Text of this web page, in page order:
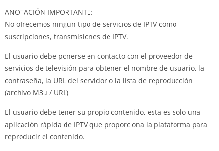
ANOTACIÓN IMPORTANTE:
No ofrecemos ningún tipo de servicios de IPTV como
suscripciones, transmisiones de IPTV.
El usuario debe ponerse en contacto con el proveedor de
servicios de televisión para obtener el nombre de usuario, la
contraseña, la URL del servidor o la lista de reproducción
(archivo M3u / URL)
El usuario debe tener su propio contenido, esta es solo una
aplicación rápida de IPTV que proporciona la plataforma para
reproducir el contenido.